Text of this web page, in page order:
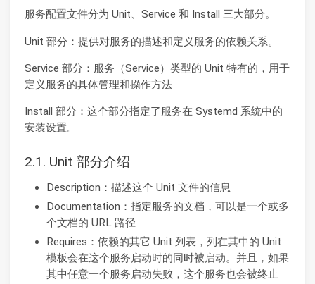
服务配置文件分为 Unit、Service 和 Install 三大部分。
Unit 部分：提供对服务的描述和定义服务的依赖关系。
Service 部分：服务（Service）类型的 Unit 特有的，用于
定义服务的具体管理和操作方法
Install 部分：这个部分指定了服务在 Systemd 系统中的
安装设置。
2.1. Unit 部分介绍
Description：描述这个 Unit 文件的信息
Documentation：指定服务的文档，可以是一个或多
个文档的 URL 路径
Requires：依赖的其它 Unit 列表，列在其中的 Unit
模板会在这个服务启动时的同时被启动。并且，如果
其中任意一个服务启动失败，这个服务也会被终止